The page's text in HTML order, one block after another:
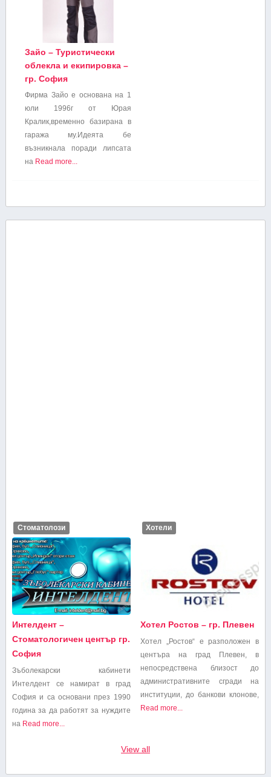
Зайо – Туристически
облекла и екипировка –
гр. София
Фирма Зайо е основана на 1
юли 1996г от Юрая
Кралик,временно базирана в
гаража му.Идеята бе
възникнала поради липсата
на Read more...
Стоматолози
Интелдент –
Стоматологичен център гр.
София
Зъболекарски кабинети
Интелдент се намират в град
София и са основани през 1990
година за да работят за нуждите
на Read more...
Хотели
Хотел Ростов – гр. Плевен
Хотел „Ростов“ е разположен в
центъра на град Плевен, в
непосредствена близост до
административните сгради на
институции, до банкови клонове,
Read more...
View all